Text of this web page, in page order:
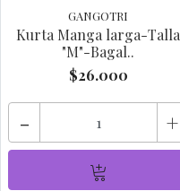
GANGOTRI
Kurta Manga larga-Talla
"M"-Bagal..
$26.000
- +